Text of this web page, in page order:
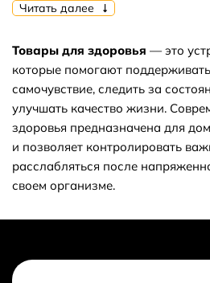
⭐Какие самые популярные
категории Красота и
⬇ Какие самые дешёвые
категории Красота и
Читать далее
Товары для здоровья — это
которые помогают
самочувствие, следить за
улучшать качество жизни.
здоровья предназначена для
и позволяет контролировать
расслабляться после
своем организме.